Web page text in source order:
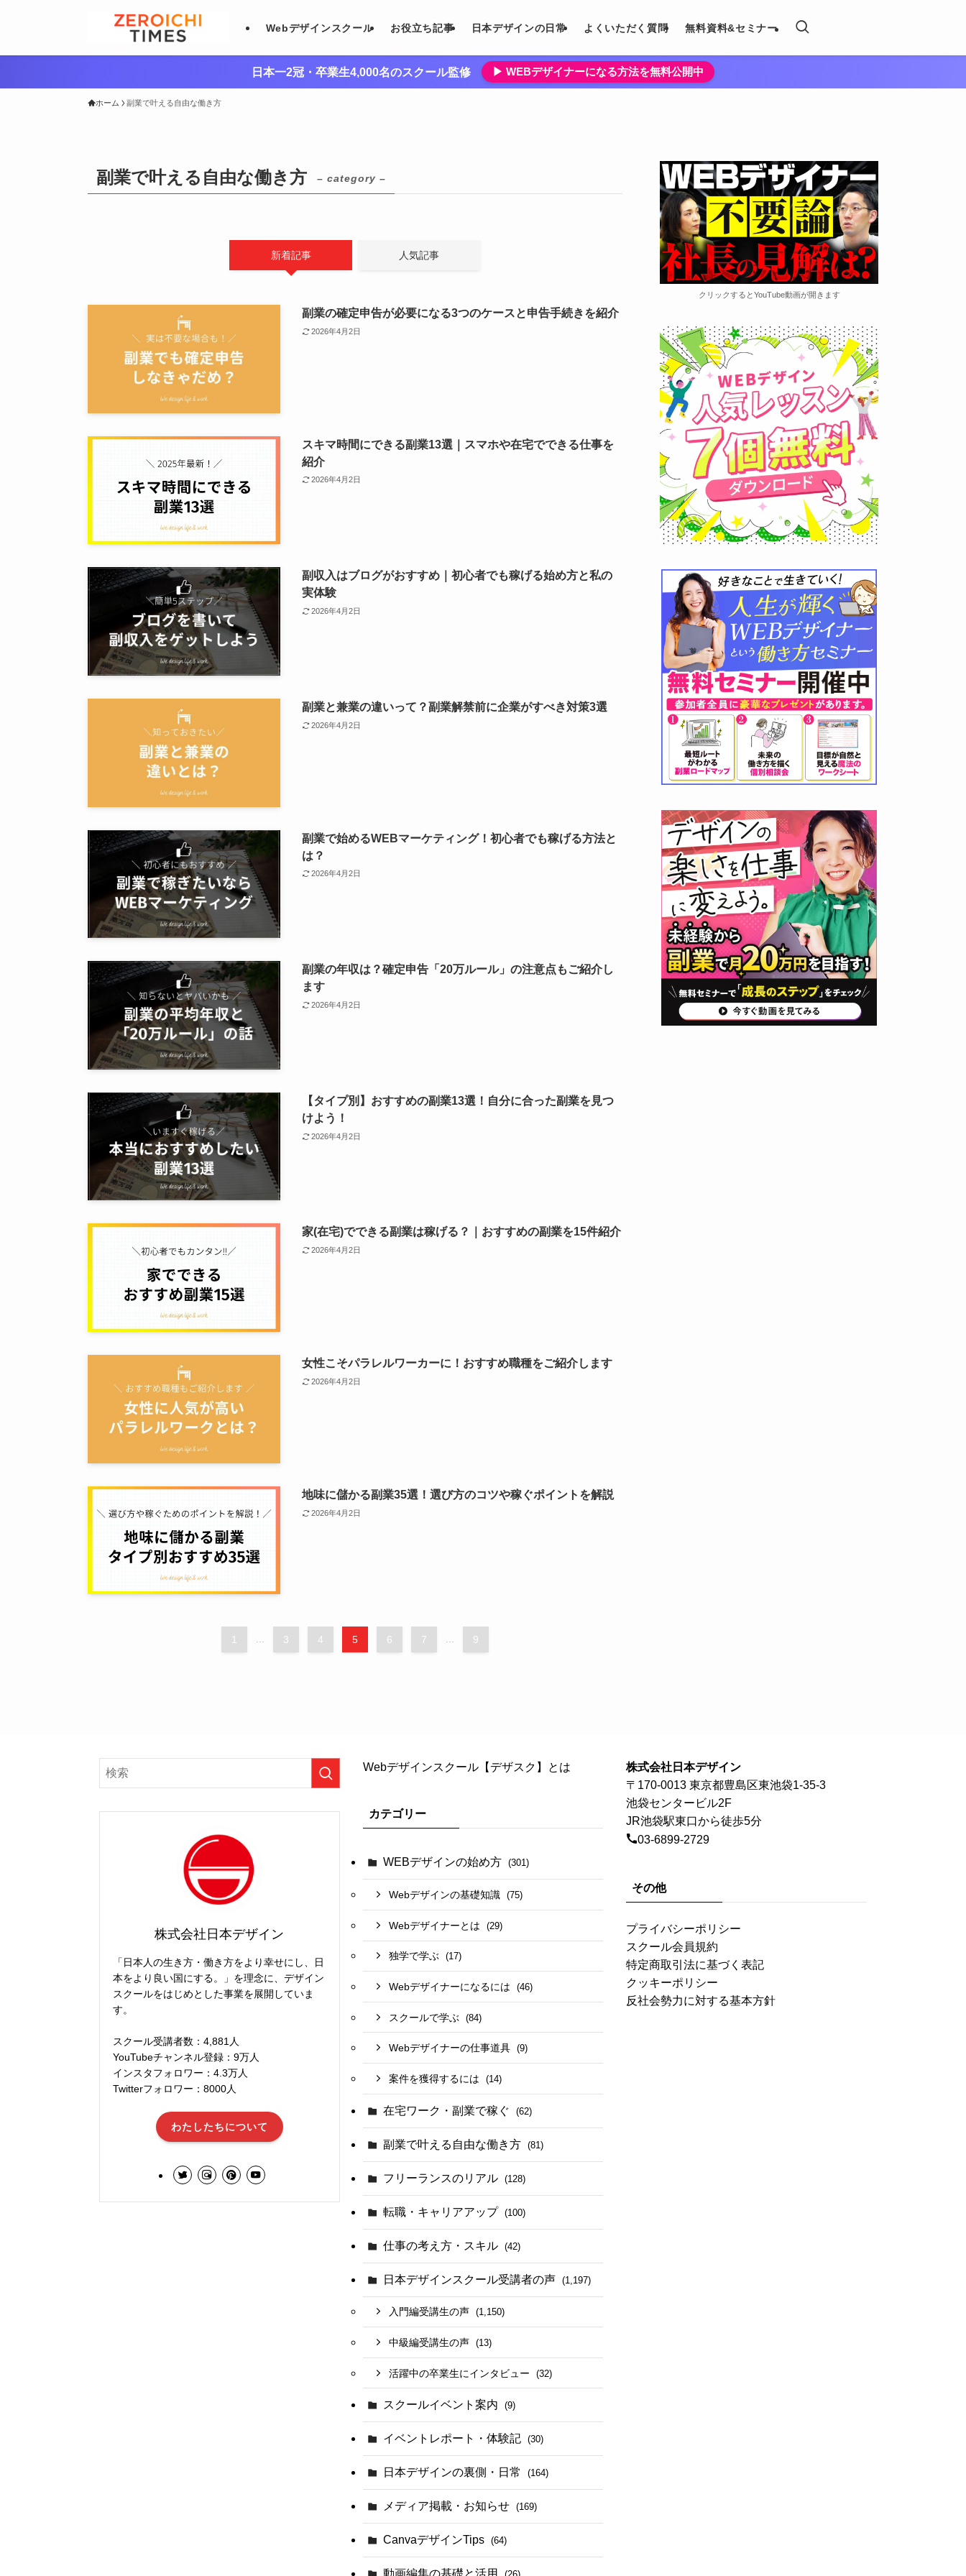
Webデザインスクール お役立ち記事 日本デザインの日常 よくいただく質問 無料資料&セミナー
日本一2冠・卒業生4,000名のスクール監修 ▶︎ WEBデザイナーになる方法を無料公開中
ホーム 副業で叶える自由な働き方
副業で叶える自由な働き方 – category –
新着記事 人気記事
副業の確定申告が必要になる3つのケースと申告手続きを紹介
2026年4月2日
スキマ時間にできる副業13選｜スマホや在宅でできる仕事を
紹介
2026年4月2日
副収入はブログがおすすめ｜初心者でも稼げる始め方と私の
実体験
2026年4月2日
副業と兼業の違いって？副業解禁前に企業がすべき対策3選
2026年4月2日
副業で始めるWEBマーケティング！初心者でも稼げる方法と
は？
2026年4月2日
副業の年収は？確定申告「20万ルール」の注意点もご紹介し
ます
2026年4月2日
【タイプ別】おすすめの副業13選！自分に合った副業を見つ
けよう！
2026年4月2日
家(在宅)でできる副業は稼げる？｜おすすめの副業を15件紹介
2026年4月2日
女性こそパラレルワーカーに！おすすめ職種をご紹介します
2026年4月2日
地味に儲かる副業35選！選び方のコツや稼ぐポイントを解説
2026年4月2日
1 ... 3 4 5 6 7 ... 9
クリックするとYouTube動画が開きます
株式会社日本デザイン
「日本人の生き方・働き方をより幸せにし、日
本をより良い国にする。」を理念に、デザイン
スクールをはじめとした事業を展開していま
す。
スクール受講者数：4,881人
YouTubeチャンネル登録：9万人
インスタフォロワー：4.3万人
Twitterフォロワー：8000人
わたしたちについて
Webデザインスクール【デザスク】とは
カテゴリー
WEBデザインの始め方 (301)
Webデザインの基礎知識 (75)
Webデザイナーとは (29)
独学で学ぶ (17)
Webデザイナーになるには (46)
スクールで学ぶ (84)
Webデザイナーの仕事道具 (9)
案件を獲得するには (14)
在宅ワーク・副業で稼ぐ (62)
副業で叶える自由な働き方 (81)
フリーランスのリアル (128)
転職・キャリアアップ (100)
仕事の考え方・スキル (42)
日本デザインスクール受講者の声 (1,197)
入門編受講生の声 (1,150)
中級編受講生の声 (13)
活躍中の卒業生にインタビュー (32)
スクールイベント案内 (9)
イベントレポート・体験記 (30)
日本デザインの裏側・日常 (164)
メディア掲載・お知らせ (169)
CanvaデザインTips (64)
株式会社日本デザイン
〒170-0013 東京都豊島区東池袋1-35-3
池袋センタービル2F
JR池袋駅東口から徒歩5分
03-6899-2729
その他
プライバシーポリシー
スクール会員規約
特定商取引法に基づく表記
クッキーポリシー
反社会勢力に対する基本方針